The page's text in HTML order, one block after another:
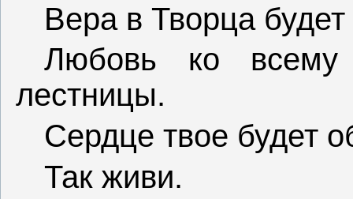
Вера в Творца
Любовь ко всему
лестницы.
Сердце твое будет
Так живи.